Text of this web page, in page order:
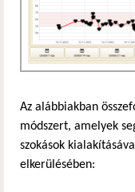
Az alábbiakban
módszert, amelyek
szokások
elkerülésében: